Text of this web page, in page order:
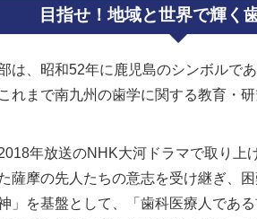
目指せ！地域と世界で輝く
は、昭和52年に鹿児島のシンボルで
れまで南九州の歯学に関する教育・
年放送のNHK大河ドラマで取り上
薩摩の先人たちの意志を受け継ぎ、
」を基盤として、「歯科医療人であ